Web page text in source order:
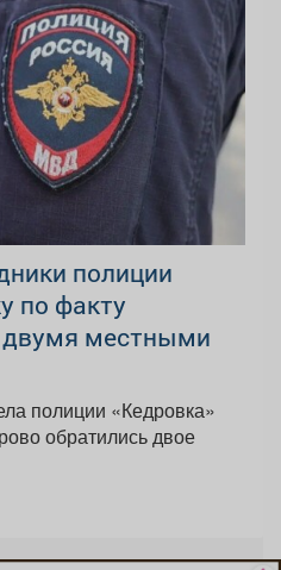
полиции
по факту
местными
полиции «Кедровка»
обратились двое